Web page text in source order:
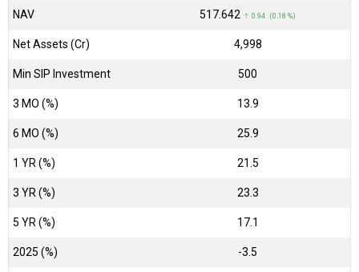
NAV ₹517.642 ↑ 0.94 (0.18 %)
Net Assets (Cr) ₹4,998
Min SIP Investment 500
3 MO (%) 13.9
6 MO (%) 25.9
1 YR (%) 21.5
3 YR (%) 23.3
5 YR (%) 17.1
2025 (%) -3.5